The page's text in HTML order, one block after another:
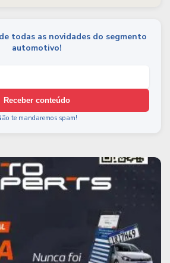
todas as novidades do segmento
automotivo!
Receber conteúdo
te mandaremos spam!